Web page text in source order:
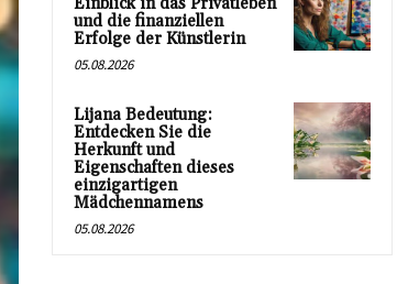
und die finanziellen
Erfolge der Künstlerin
05.08.2026
Lijana Bedeutung:
Entdecken Sie die
Herkunft und
Eigenschaften dieses
einzigartigen
Mädchennamens
05.08.2026